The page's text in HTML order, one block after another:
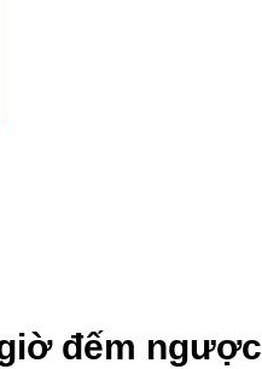
đếm ngược